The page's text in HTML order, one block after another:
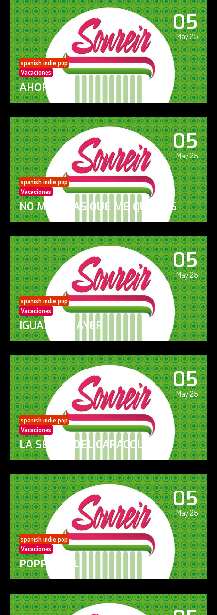
05
May 25
spanish indie pop
Vacaciones
AHORA SÍ!
05
May 25
spanish indie pop
Vacaciones
NO ME DIGAS QUE ME QUIERES
05
May 25
spanish indie pop
Vacaciones
IGUAL QUE AYER
05
May 25
spanish indie pop
Vacaciones
LA SENDA DEL CARACOL
05
May 25
spanish indie pop
Vacaciones
POPPY GIRL